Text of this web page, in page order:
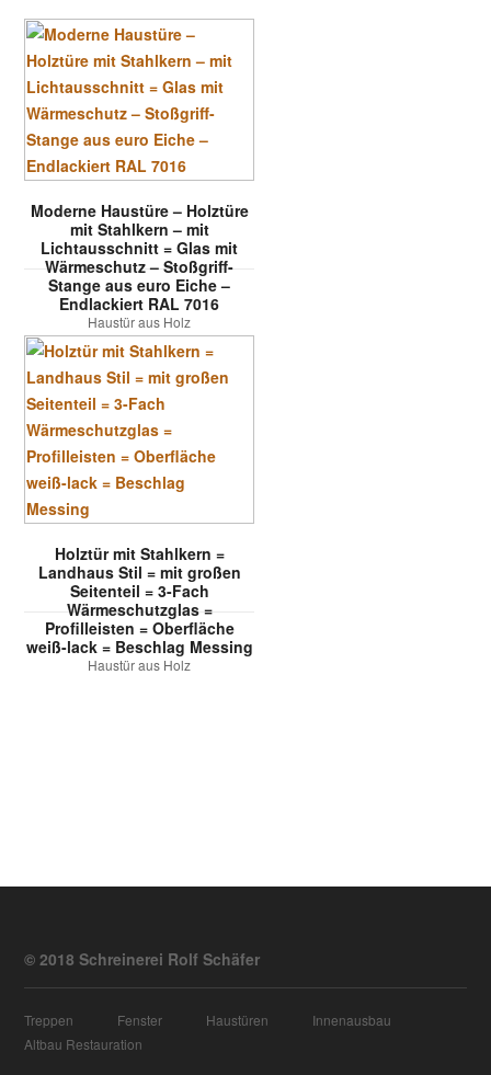
Moderne Haustüre – Holztüre
mit Stahlkern – mit
Lichtausschnitt = Glas mit
Wärmeschutz – Stoßgriff-
Stange aus euro Eiche –
Endlackiert RAL 7016
Haustür aus Holz
Holztür mit Stahlkern =
Landhaus Stil = mit großen
Seitenteil = 3-Fach
Wärmeschutzglas =
Profilleisten = Oberfläche
weiß-lack = Beschlag Messing
Haustür aus Holz
© 2018 Schreinerei Rolf Schäfer
Treppen Fenster Haustüren
Innenausbau
Altbau Restauration